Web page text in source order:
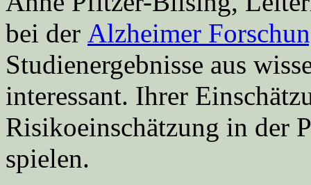
bei der Alzheimer
Studienergebnisse aus
interessant. Ihrer
Risikoeinschätzung in der
spielen.